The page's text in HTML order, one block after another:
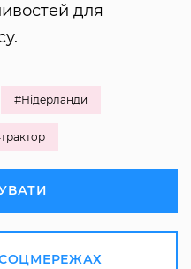
для
#Нідерланди